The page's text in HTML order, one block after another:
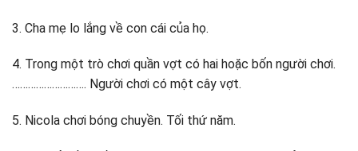
3. Cha mẹ lo lắng về con cái của họ.
4. Trong một trò chơi quần vợt có hai hoặc bốn người chơi.
………………………. Người chơi có một cây vợt.
5. Nicola chơi bóng chuyền. Tối thứ năm.